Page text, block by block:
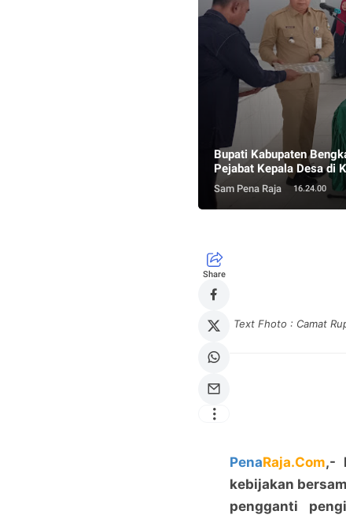
Bupati Kabupaten Bengkalis
Pejabat Kepala Desa di
Sam Pena Raja 16.24.00
Share
Text Fhoto : Camat
PenaRaja.Com,-
kebijakan
pengganti